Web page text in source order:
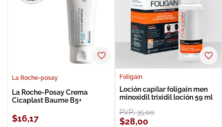
La Roche-posay
La Roche-Posay Crema
Cicaplast Baume B5+
$16,17
Foligain
Loción capilar foligain men
minoxidil trixidil loción 59 ml
PVP:35,00
$28,00